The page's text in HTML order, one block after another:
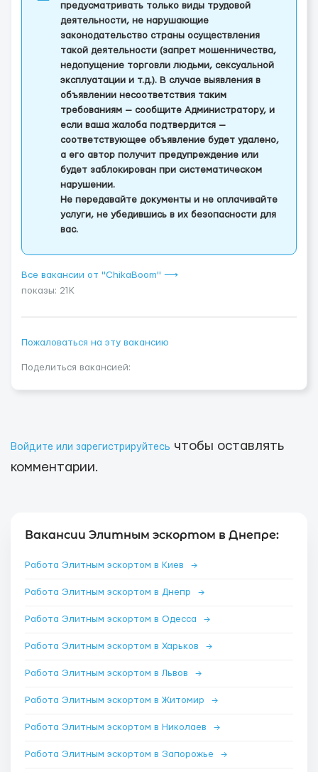
предусматривать только виды трудовой
деятельности, не нарушающие
законодательство страны осуществления
такой деятельности (запрет мошенничества,
недопущение торговли людьми, сексуальной
эксплуатации и т.д.). В случае выявления в
объявлении несоответствия таким
требованиям — сообщите Администратору, и
если ваша жалоба подтвердится —
соответствующее объявление будет удалено,
а его автор получит предупреждение или
будет заблокирован при систематическом
нарушении.
Не передавайте документы и не оплачивайте
услуги, не убедившись в их безопасности для
вас.
Все вакансии от "ChikaBoom" ⟶
показы: 21K
Пожаловаться на эту вакансию
Поделиться вакансией:
Войдите или зарегистрируйтесь чтобы оставлять
комментарии.
Вакансии Элитным эскортом в Днепре:
Работа Элитным эскортом в Киев →
Работа Элитным эскортом в Днепр →
Работа Элитным эскортом в Одесса →
Работа Элитным эскортом в Харьков →
Работа Элитным эскортом в Львов →
Работа Элитным эскортом в Житомир →
Работа Элитным эскортом в Николаев →
Работа Элитным эскортом в Запорожье →